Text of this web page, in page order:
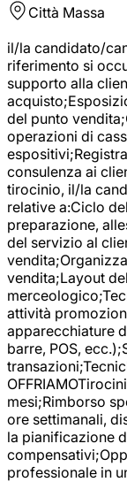
Città Massa
il/la candidato/
riferimento si
supporto alla
del punto
operazioni di
consulenza ai
tirocinio, il/la
relative a:Ciclo
preparazione,
del servizio al
vendita;Layout
attività
apparecchiature
barre, POS,
mesi;Rimborso
ore settimanali,
la pianificazione
professionale in